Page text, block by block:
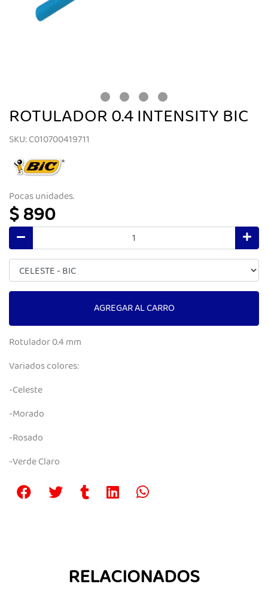
ROTULADOR 0.4 INTENSITY BIC
SKU: C010700419711
Pocas unidades.
$ 890
AGREGAR AL CARRO
Rotulador 0.4 mm
Variados colores:
-Celeste
-Morado
-Rosado
-Verde Claro
RELACIONADOS